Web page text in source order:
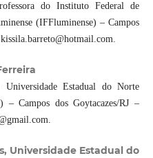
do Instituto Federal de
(IFFluminense) – Campos
Estadual do Norte
Campos dos Goytacazes/RJ –
Universidade Estadual do